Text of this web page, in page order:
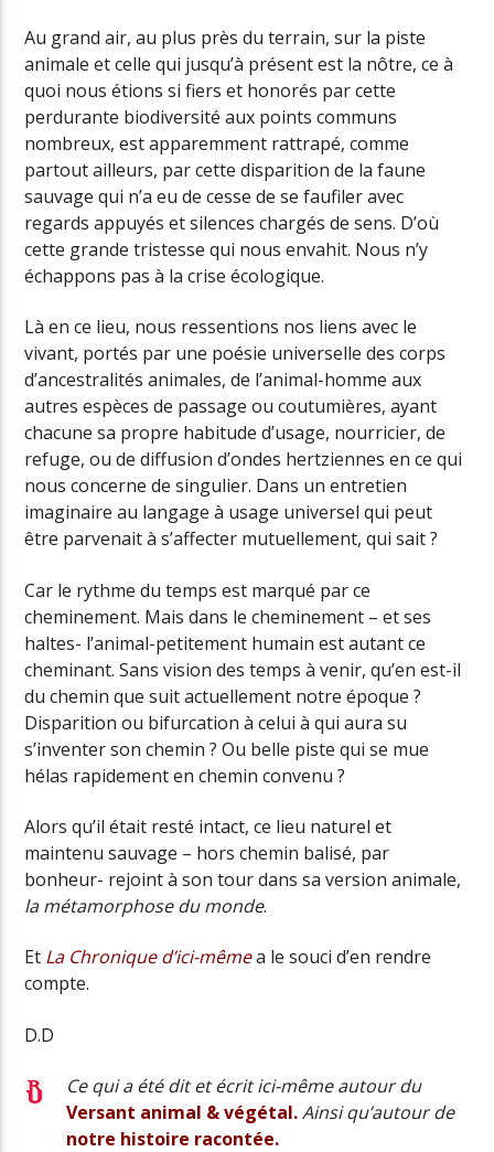
Au grand air, au plus près du terrain, sur la piste
animale et celle qui jusqu’à présent est la nôtre, ce à
quoi nous étions si fiers et honorés par cette
perdurante biodiversité aux points communs
nombreux, est apparemment rattrapé, comme
partout ailleurs, par cette disparition de la faune
sauvage qui n’a eu de cesse de se faufiler avec
regards appuyés et silences chargés de sens. D’où
cette grande tristesse qui nous envahit. Nous n’y
échappons pas à la crise écologique.
Là en ce lieu, nous ressentions nos liens avec le
vivant, portés par une poésie universelle des corps
d’ancestralités animales, de l’animal-homme aux
autres espèces de passage ou coutumières, ayant
chacune sa propre habitude d’usage, nourricier, de
refuge, ou de diffusion d’ondes hertziennes en ce qui
nous concerne de singulier. Dans un entretien
imaginaire au langage à usage universel qui peut
être parvenait à s’affecter mutuellement, qui sait ?
Car le rythme du temps est marqué par ce
cheminement. Mais dans le cheminement – et ses
haltes- l’animal-petitement humain est autant ce
cheminant. Sans vision des temps à venir, qu’en est-il
du chemin que suit actuellement notre époque ?
Disparition ou bifurcation à celui à qui aura su
s’inventer son chemin ? Ou belle piste qui se mue
hélas rapidement en chemin convenu ?
Alors qu’il était resté intact, ce lieu naturel et
maintenu sauvage – hors chemin balisé, par
bonheur- rejoint à son tour dans sa version animale,
la métamorphose du monde.
Et La Chronique d’ici-mêmea le souci d’en rendre
compte.
D.D
Ce qui a été dit et écrit ici-même autour du
Versant animal & végétal.Ainsi qu’autour de
notre histoire racontée.